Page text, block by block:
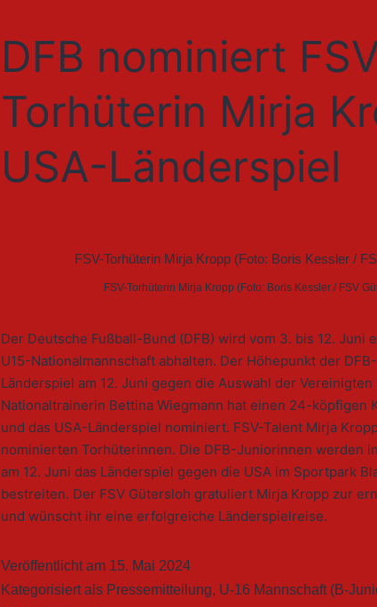
DFB nominiert
Torhüterin Mirja
USA-Länderspiel
FSV-Torhüterin Mirja Kropp (Foto: Boris Kessler / FSV
Der Deutsche Fußball-Bund (DFB) wird vom 3. bis 12. Juni
U15-Nationalmannschaft abhalten. Der Höhepunkt der
Länderspiel am 12. Juni gegen die Auswahl der Vereinigten
Nationaltrainerin Bettina Wiegmann hat einen 24-köpfigen
und das USA-Länderspiel nominiert. FSV-Talent Mirja
nominierten Torhüterinnen. Die DFB-Juniorinnen werden
am 12. Juni das Länderspiel gegen die USA im Sportpark
bestreiten. Der FSV Gütersloh gratuliert Mirja Kropp zur
und wünscht ihr eine erfolgreiche Länderspielreise.
Veröffentlicht am 15. Mai 2024
Kategorisiert als Pressemitteilung, U-16 Mannschaft (B-